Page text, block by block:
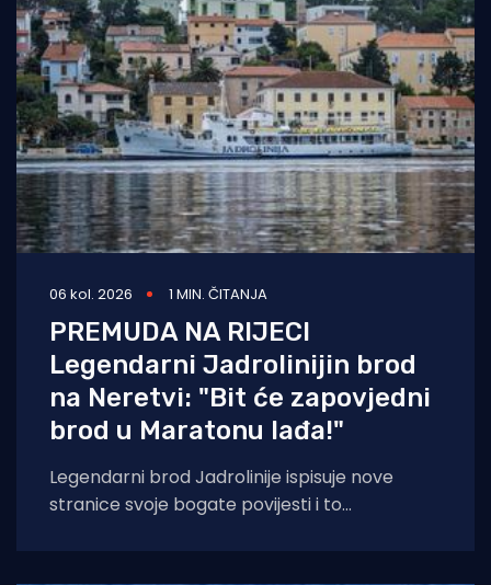
06 kol. 2026 1 MIN. ČITANJA
PREMUDA NA RIJECI
Legendarni Jadrolinijin brod
na Neretvi: "Bit će zapovjedni
brod u Maratonu lađa!"
Legendarni brod Jadrolinije ispisuje nove
stranice svoje bogate povijesti i to